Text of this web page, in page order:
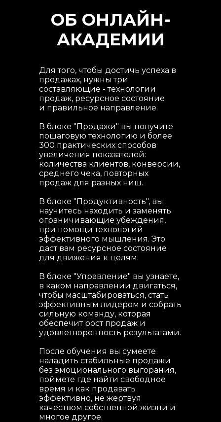
Для того, чтобы достичь успеха в
продажах, нужны три
составляющие - технологии
продаж, ресурсное состояние
и правильное направление.
В блоке "Продажи" вы получите
пошаговую технологию и более
300 практических способов
увеличения показателей:
количества клиентов, конверсии,
среднего чека, повторных
продаж для разных ниш.
В блоке "Продуктивность", вы
научитесь находить и заменять
ограничивающие убеждения,
при помощи технологий
эффективного мышления. Это
даст вам ресурсное состояние
для движения к целям.
В блоке "Управление" вы узнаете,
в каком направлении двигаться,
чтобы масштабироваться, стать
эффективным лидером и собрать
сильную команду, которая
обеспечит рост продаж и
удовлетворенность результатами.
После обучения вы сумеете
наладить стабильные продажи
без эмоционального выгорания,
поймете где найти свободное
время и как продавать
эффективно, не жертвуя
качеством собственной жизни и
многое другое.
ОБ ОНЛАЙН-
АКАДЕМИИ